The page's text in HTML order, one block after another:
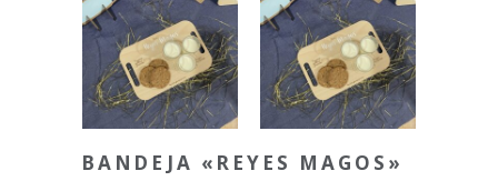
BANDEJA «REYES MAGOS»